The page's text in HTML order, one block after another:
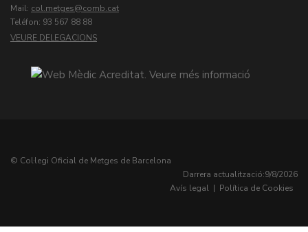
Mail: col.metges
Teléfon: 93 567 88 88
VEURE DELEGACIONS
© Col·legi Oficial de Metges de Barcelona
Darrera actualització:9/8/2026
Avís legal | Política de Cookies